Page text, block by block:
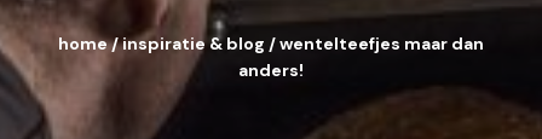
home/inspiratie & blog /wentelteefjes maar dan
anders!